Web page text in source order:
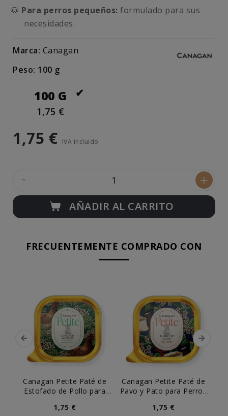
🐶 Para perros pequeños: formulado para sus
necesidades.
Marca: Canagan
Peso: 100 g
100 G
1,75 €
1,75 € IVA incluido
- +
AÑADIR AL CARRITO
FRECUENTEMENTE COMPRADO CON
Canagan Petite Paté de
Estofado de Pollo para
1,75 €
Canagan Petite Paté de
Pavo y Pato para Perros
1,75 €